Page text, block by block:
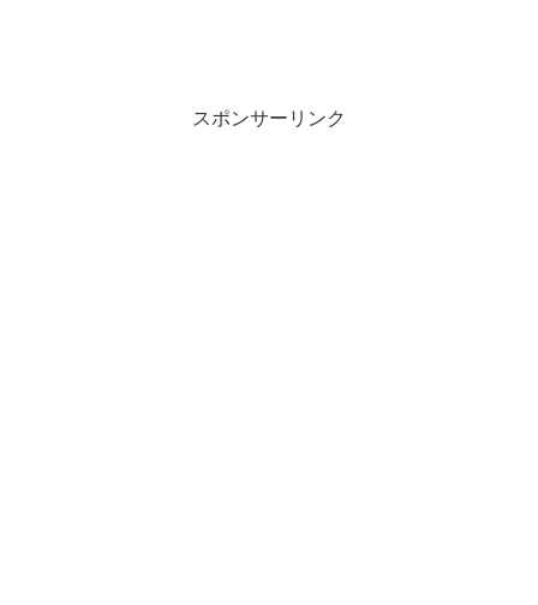
スポンサーリンク